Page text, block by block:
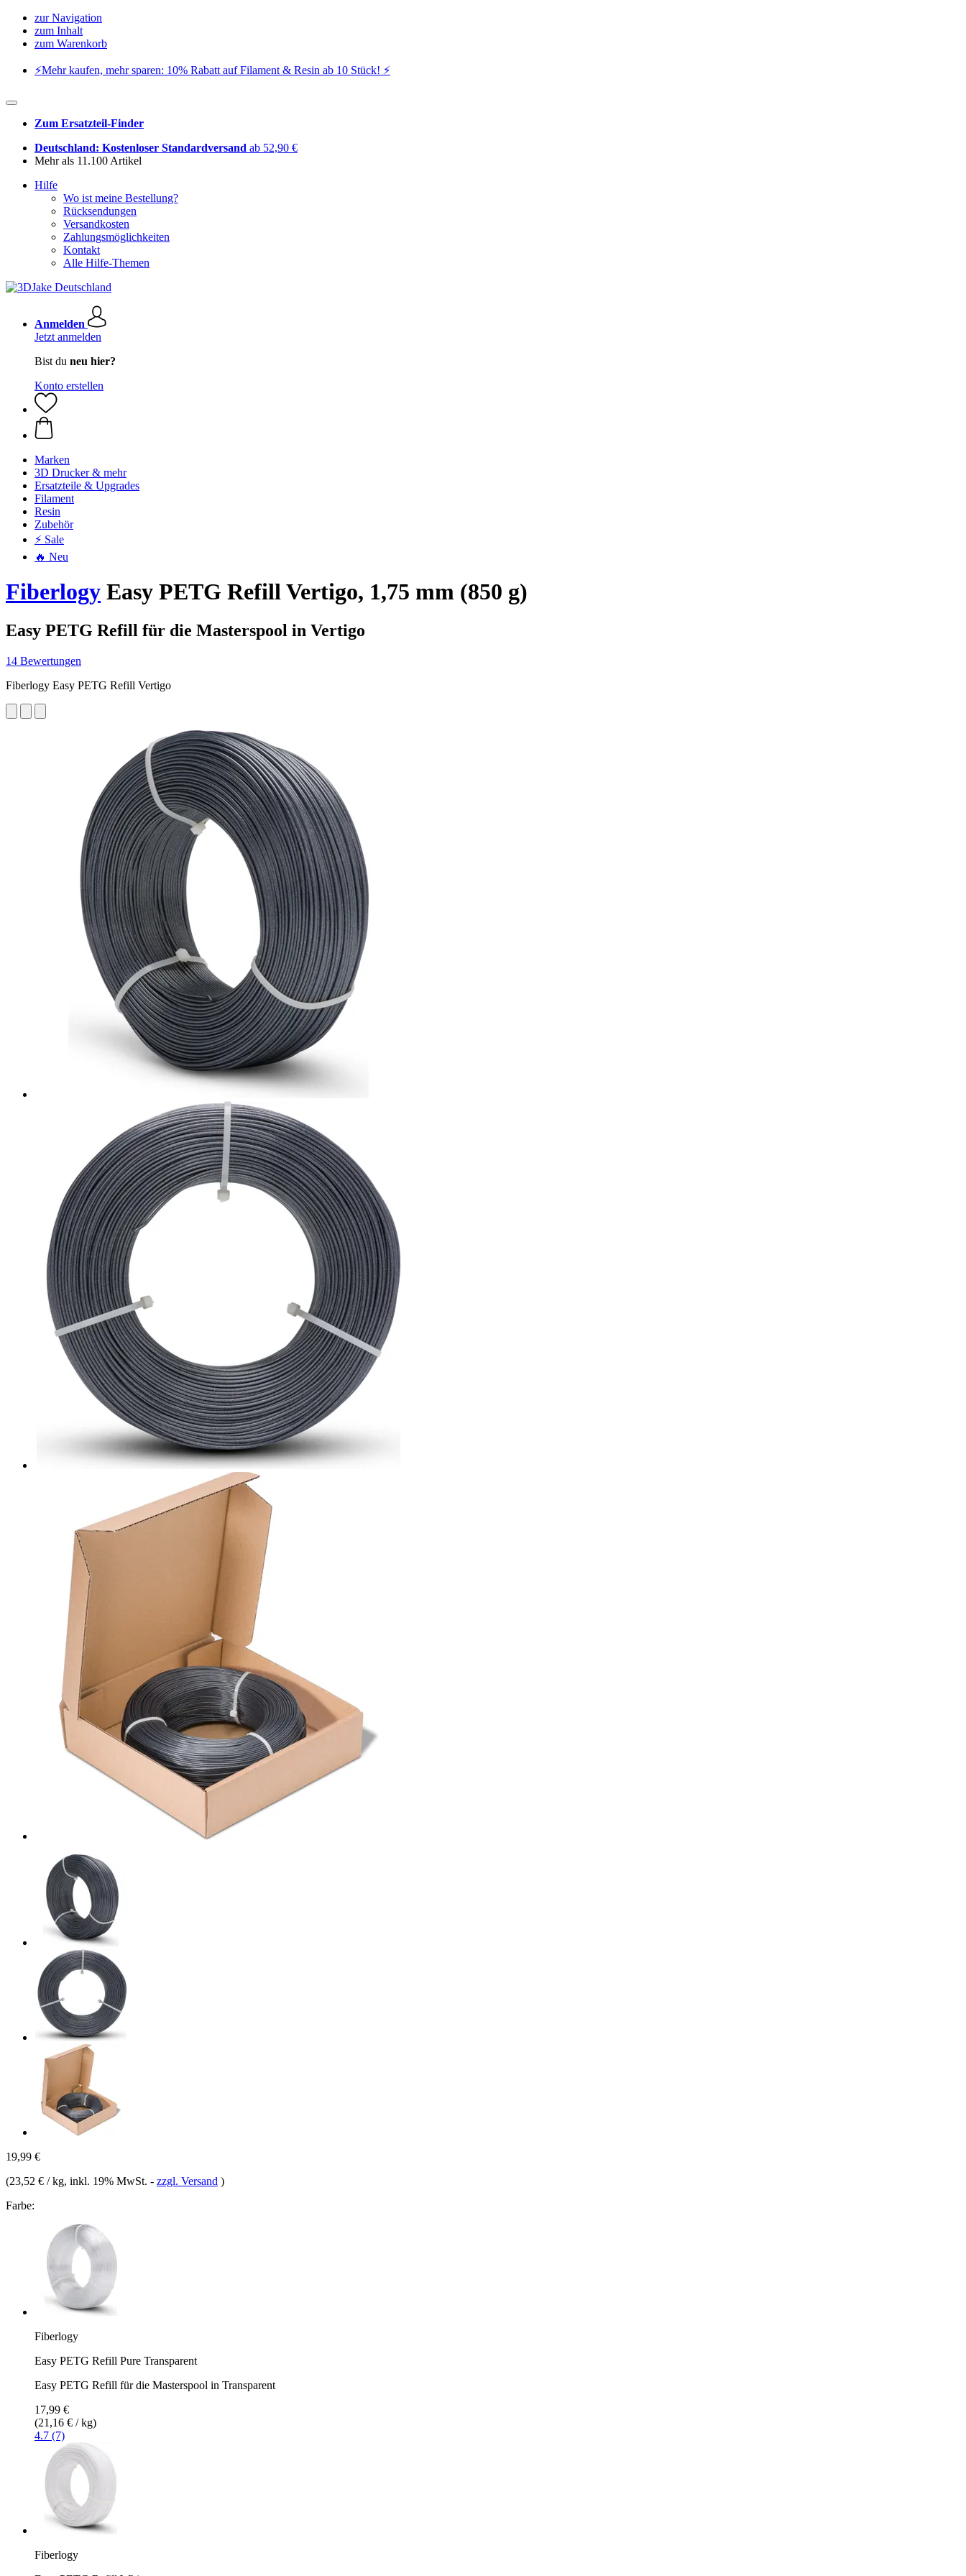
zur Navigation
zum Inhalt
zum Warenkorb
⚡️Mehr kaufen, mehr sparen: 10% Rabatt auf Filament & Resin ab 10 Stück! ⚡️
Zum Ersatzteil-Finder
Deutschland: Kostenloser Standardversand ab 52,90 €
Mehr als 11.100 Artikel
Hilfe
Wo ist meine Bestellung?
Rücksendungen
Versandkosten
Zahlungsmöglichkeiten
Kontakt
Alle Hilfe-Themen
Anmelden
Jetzt anmelden
Bist du neu hier?
Konto erstellen
Marken
3D Drucker & mehr
Ersatzteile & Upgrades
Filament
Resin
Zubehör
⚡ Sale
🔥 Neu
Fiberlogy Easy PETG Refill Vertigo, 1,75 mm (850 g)
Easy PETG Refill für die Masterspool in Vertigo
14 Bewertungen
Fiberlogy Easy PETG Refill Vertigo
19,99 €
(23,52 € / kg, inkl. 19% MwSt. - zzgl. Versand )
Farbe:
Fiberlogy
Easy PETG Refill Pure Transparent
Easy PETG Refill für die Masterspool in Transparent
17,99 €
(21,16 € / kg)
4.7 (7)
Fiberlogy